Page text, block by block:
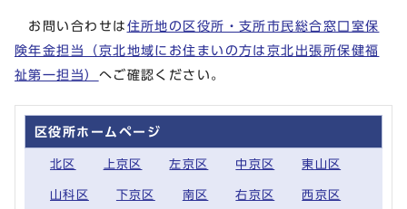
お問い合わせは 住所地の区役所・支所市民総合窓口室保
険年金担当（京北地域にお住まいの方は京北出張所保健福
祉第一担当） へご確認ください。
区役所ホームページ
北区 上京区 左京区 中京区 東山区
山科区 下京区 南区 右京区 西京区